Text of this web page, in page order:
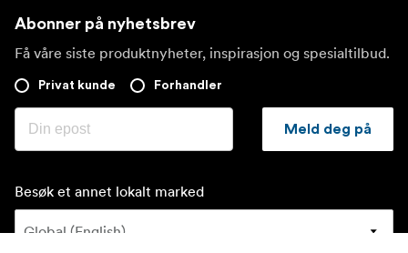
Abonner på nyhetsbrev
Få våre siste produktnyheter, inspirasjon og spesialtilbud.
Privat kunde Forhandler
Meld deg på
Besøk et annet lokalt marked